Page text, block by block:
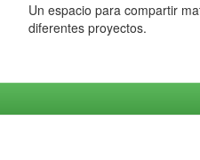
Un espacio para compartir
diferentes proyectos.